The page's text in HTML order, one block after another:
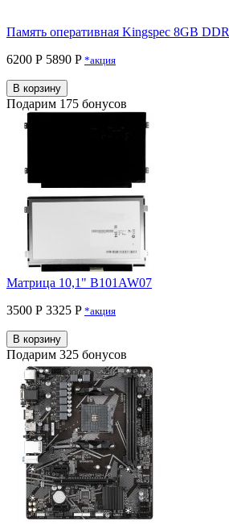
Память оперативная Kingspec 8GB
6200 Р 5890 P *акция
В корзину
Подарим 175 бонусов
Матрица 10,1" B101AW07
3500 Р 3325 P *акция
В корзину
Подарим 325 бонусов